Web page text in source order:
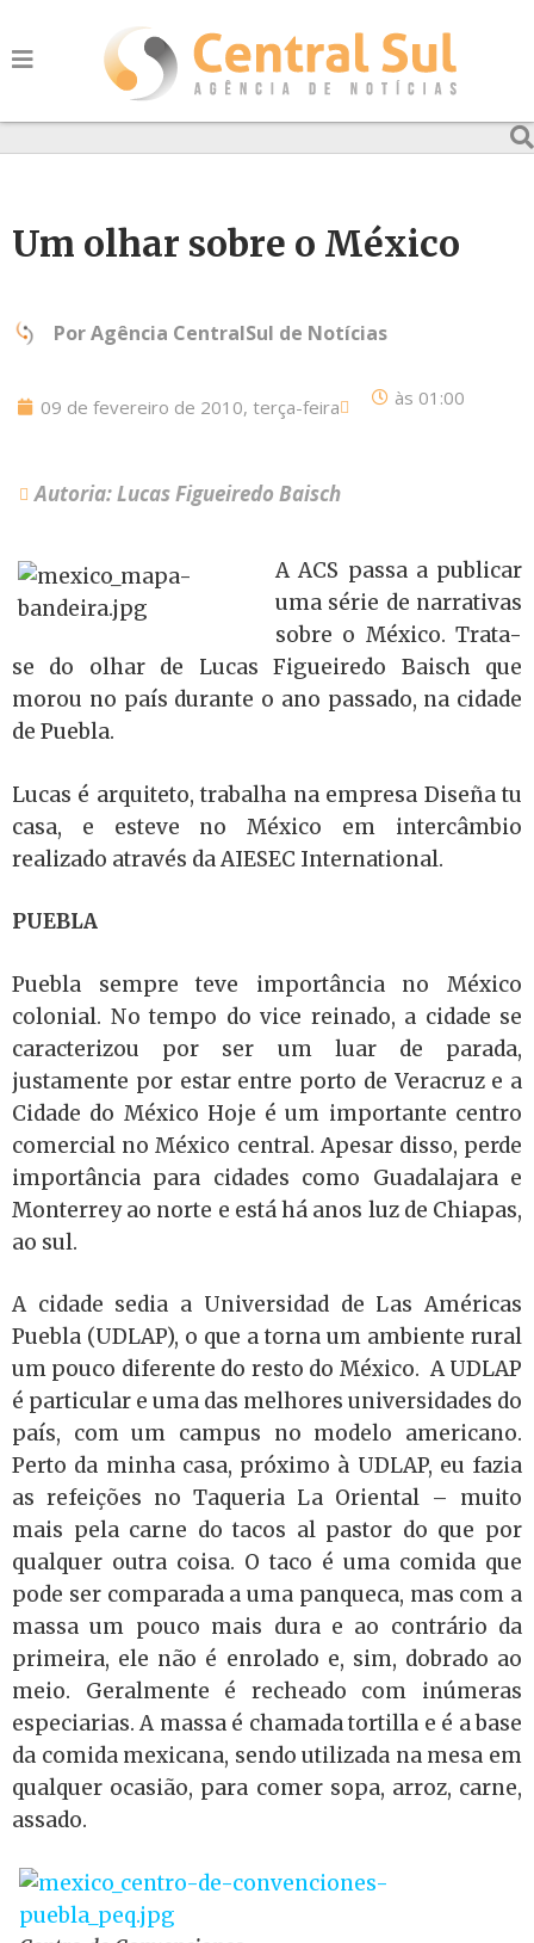
Um olhar sobre o México
PorAgência CentralSul de Notícias
09 de fevereiro de 2010, terça-feira às 01:00
Autoria: Lucas Figueiredo Baisch
A ACS passa a publicar
uma série de narrativas
sobre o México. Trata-
se do olhar de Lucas Figueiredo Baisch que
morou no país durante o ano passado, na cidade
de Puebla.
Lucas é arquiteto, trabalha na empresa Diseña tu
casa, e esteve no México em intercâmbio
realizado através da AIESEC International.
PUEBLA
Puebla sempre teve importância no México
colonial. No tempo do vice reinado, a cidade se
caracterizou por ser um luar de parada,
justamente por estar entre porto de Veracruz e a
Cidade do México Hoje é um importante centro
comercial no México central. Apesar disso, perde
importância para cidades como Guadalajara e
Monterrey ao norte e está há anos luz de Chiapas,
ao sul.
A cidade sedia a Universidad de Las Américas
Puebla (UDLAP), o que a torna um ambiente rural
um pouco diferente do resto do México. A UDLAP
é particular e uma das melhores universidades do
país, com um campus no modelo americano.
Perto da minha casa, próximo à UDLAP, eu fazia
as refeições no Taqueria La Oriental – muito
mais pela carne do tacos al pastor do que por
qualquer outra coisa. O taco é uma comida que
pode ser comparada a uma panqueca, mas com a
massa um pouco mais dura e ao contrário da
primeira, ele não é enrolado e, sim, dobrado ao
meio. Geralmente é recheado com inúmeras
especiarias. A massa é chamada tortilla e é a base
da comida mexicana, sendo utilizada na mesa em
qualquer ocasião, para comer sopa, arroz, carne,
assado.